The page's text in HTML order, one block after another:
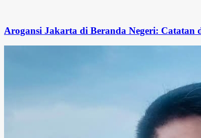
Arogansi Jakarta di Beranda Negeri: